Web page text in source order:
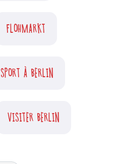
FLOHMARKT
SPORT À BERLIN
VISITER BERLIN